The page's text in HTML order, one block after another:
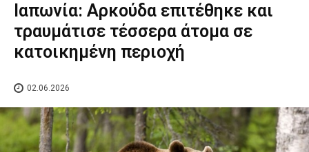
Ιαπωνία: Αρκούδα επιτέθηκε και
τραυμάτισε τέσσερα άτομα σε
κατοικημένη περιοχή
02.06.2026